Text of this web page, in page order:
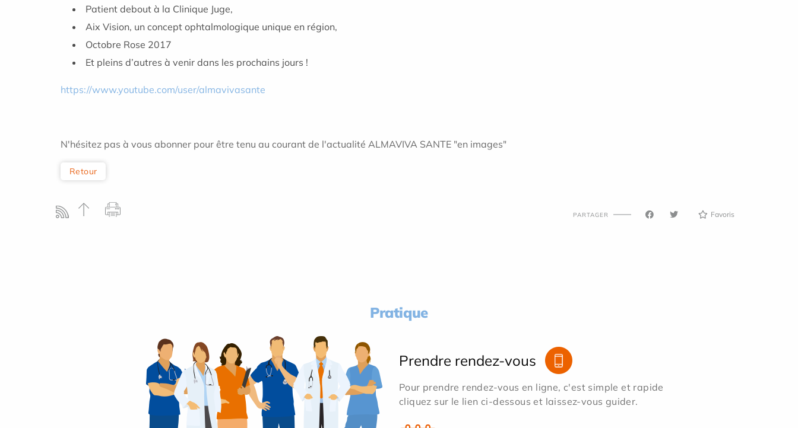
Patient debout à la Clinique Juge,
Aix Vision, un concept ophtalmologique unique en région,
Octobre Rose 2017
Et pleins d’autres à venir dans les prochains jours !
https://www.youtube.com/user/almavivasante
N'hésitez pas à vous abonner pour être tenu au courant de l'actualité ALMAVIVA SANTE "en images"
Retour
PARTAGER Favoris
Pratique
Prendre rendez-vous
Pour prendre rendez-vous en ligne, c'est simple et rapide
cliquez sur le lien ci-dessous et laissez-vous guider.